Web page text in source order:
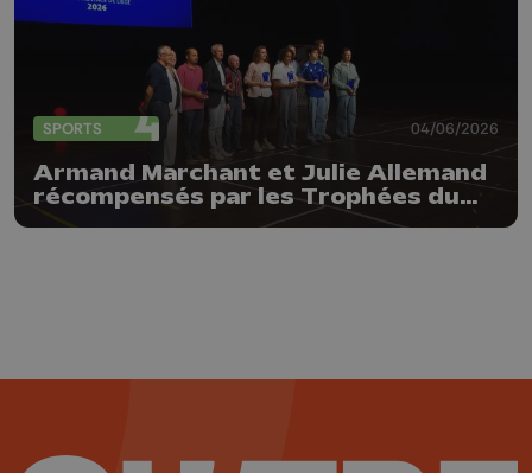
SPORTS 04/06/2026
Armand Marchant et Julie Allemand
récompensés par les Trophées du
sport de la Province de Liège